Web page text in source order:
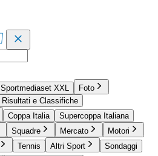
Sportmediaset XXL
Foto
Risultati e Classifiche
Coppa Italia
Supercoppa Italiana
Squadre Mercato
Motori
Tennis Altri Sport
Sondaggi